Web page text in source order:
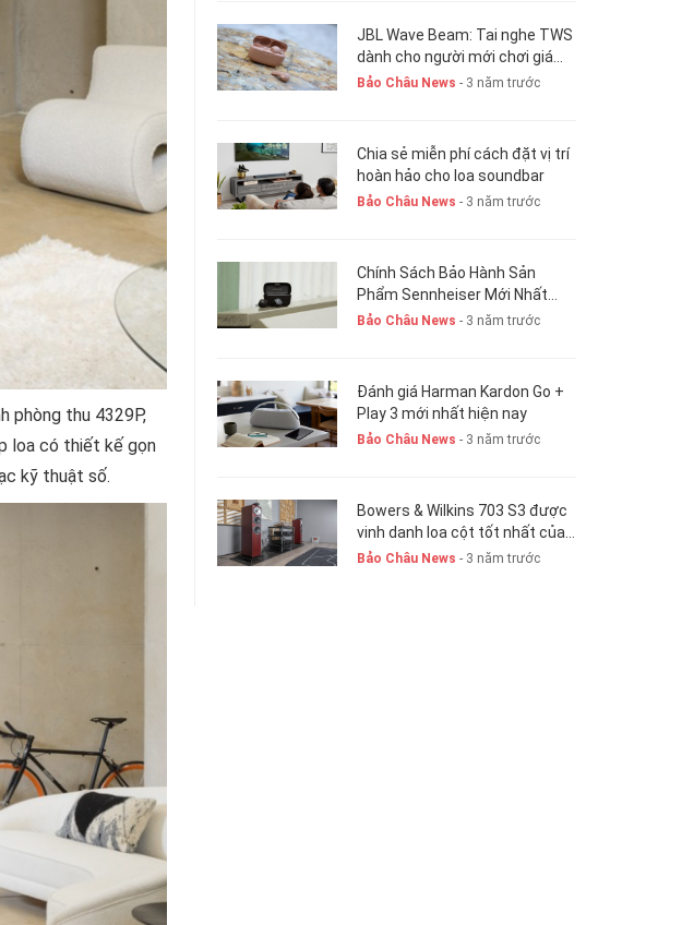
phòng thu 4329P,
loa có thiết kế gọn
kỹ thuật số.
JBL Wave Beam: Tai nghe TWS
dành cho người mới chơi giá
chỉ 1,5 triệu đồng
Bảo Châu News - 3 năm trước
Chia sẻ miễn phí cách đặt vị trí
hoàn hảo cho loa soundbar
Bảo Châu News - 3 năm trước
Chính Sách Bảo Hành Sản
Phẩm Sennheiser Mới Nhất
Hiện Nay. New 2023
Bảo Châu News - 3 năm trước
Đánh giá Harman Kardon Go +
Play 3 mới nhất hiện nay
Bảo Châu News - 3 năm trước
Bowers & Wilkins 703 S3 được
vinh danh loa cột tốt nhất của
năm 2023-24
Bảo Châu News - 3 năm trước